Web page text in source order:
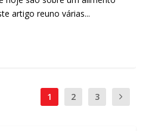
artigo reuno várias...
1 2 3